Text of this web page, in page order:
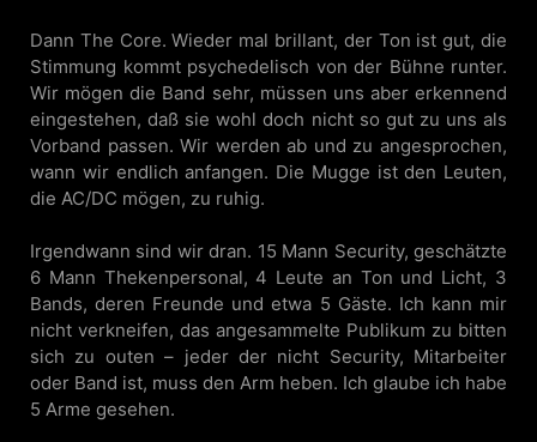
Dann The Core. Wieder mal brillant, der Ton ist gut, die
Stimmung kommt psychedelisch von der Bühne runter.
Wir mögen die Band sehr, müssen uns aber erkennend
eingestehen, daß sie wohl doch nicht so gut zu uns als
Vorband passen. Wir werden ab und zu angesprochen,
wann wir endlich anfangen. Die Mugge ist den Leuten,
die AC/DC mögen, zu ruhig.
Irgendwann sind wir dran. 15 Mann Security, geschätzte
6 Mann Thekenpersonal, 4 Leute an Ton und Licht, 3
Bands, deren Freunde und etwa 5 Gäste. Ich kann mir
nicht verkneifen, das angesammelte Publikum zu bitten
sich zu outen – jeder der nicht Security, Mitarbeiter
oder Band ist, muss den Arm heben. Ich glaube ich habe
5 Arme gesehen.